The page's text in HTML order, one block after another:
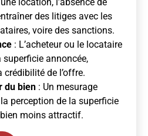
des litiges avec les
voire des sanctions.
: L’acheteur ou le locataire
superficie annoncée,
de l’offre.
du bien : Un mesurage
perception de la superficie
moins attractif.